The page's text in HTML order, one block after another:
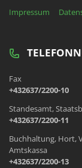
Impressum
Fax
+432637/2200-10
Standesamt,
+432637/2200-11
Buchhaltung, Hort,
Amtskassa
+432637/2200-13